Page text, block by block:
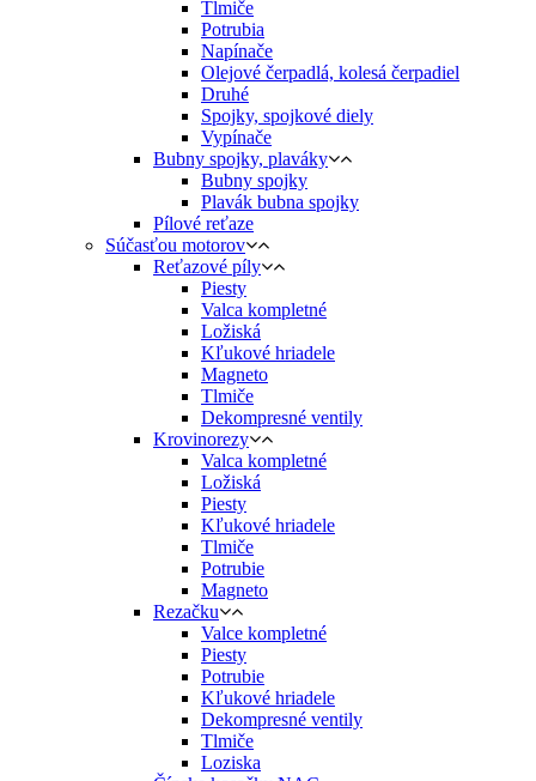
Tlmiče
Potrubia
Napínače
Olejové čerpadlá, kolesá čerpadiel
Druhé
Spojky, spojkové diely
Vypínače
Bubny spojky, plaváky
Bubny spojky
Plavák bubna spojky
Pílové reťaze
Súčasťou motorov
Reťazové píly
Piesty
Valca kompletné
Ložiská
Kľukové hriadele
Magneto
Tlmiče
Dekompresné ventily
Krovinorezy
Valca kompletné
Ložiská
Piesty
Kľukové hriadele
Tlmiče
Potrubie
Magneto
Rezačku
Valce kompletné
Piesty
Potrubie
Kľukové hriadele
Dekompresné ventily
Tlmiče
Loziska